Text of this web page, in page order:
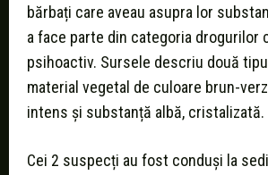
bărbați care aveau asupra lor
a face parte din categoria drogurilor
psihoactiv. Sursele descriu două
material vegetal de culoare brun-
intens și substanță albă, cristalizată.
Cei 2 suspecți au fost conduși la